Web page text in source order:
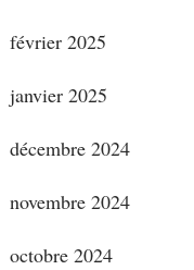
février 2025
janvier 2025
décembre 2024
novembre 2024
octobre 2024